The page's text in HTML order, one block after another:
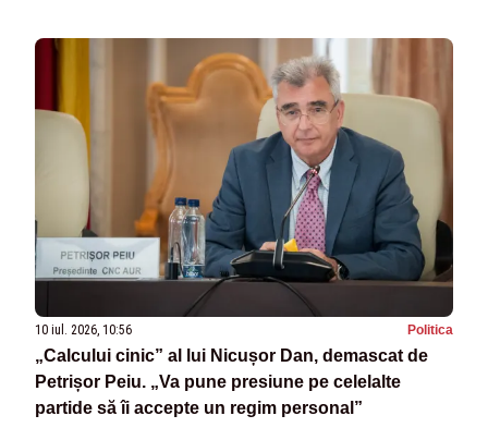
10 iul. 2026, 10:56 Politica
„Calcului cinic” al lui Nicușor Dan, demascat de
Petrișor Peiu. „Va pune presiune pe celelalte
partide să îi accepte un regim personal”